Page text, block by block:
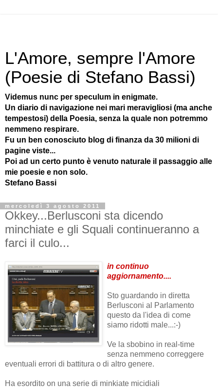
L'Amore, sempre l'Amore
(Poesie di Stefano Bassi)
Videmus nunc per speculum in enigmate.
Un diario di navigazione nei mari meravigliosi (ma anche
tempestosi) della Poesia, senza la quale non potremmo
nemmeno respirare.
Fu un ben conosciuto blog di finanza da 30 milioni di
pagine viste...
Poi ad un certo punto è venuto naturale il passaggio alle
mie poesie e non solo.
Stefano Bassi
mercoledì 3 agosto 2011
Okkey...Berlusconi sta dicendo
minchiate e gli Squali continueranno a
farci il culo...
in continuo
aggiornamento....
Sto guardando in diretta
Berlusconi al Parlamento
questo da l'idea di come
siamo ridotti male...:-)
Ve la sbobino in real-time
senza nemmeno correggere
eventuali errori di battitura o di altro genere.
Ha esordito on una serie di minkiate micidiali